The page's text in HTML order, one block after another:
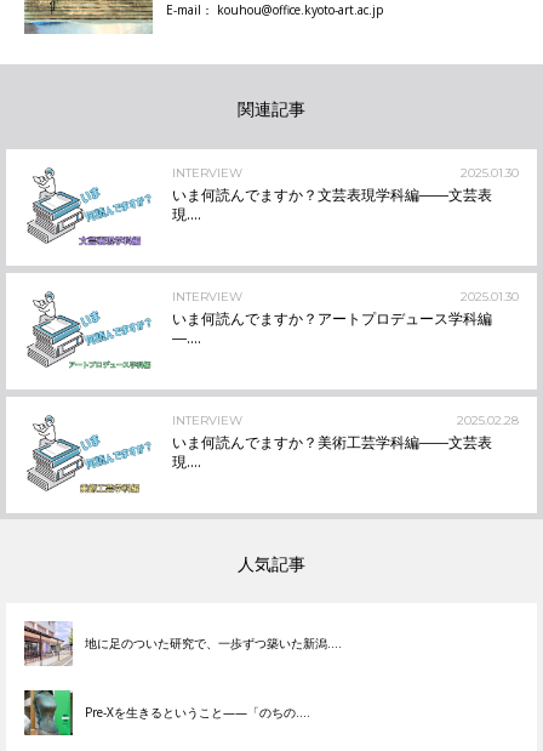
E-mail： kouhou@office.kyoto-art.ac.jp
関連記事
INTERVIEW 2025.01.30
いま何読んでますか？文芸表現学科編――文芸表
現....
INTERVIEW 2025.01.30
いま何読んでますか？アートプロデュース学科編
―....
INTERVIEW 2025.02.28
いま何読んでますか？美術工芸学科編――文芸表
現....
人気記事
地に足のついた研究で、一歩ずつ築いた新潟....
Pre-Xを生きるということ——「のちの....